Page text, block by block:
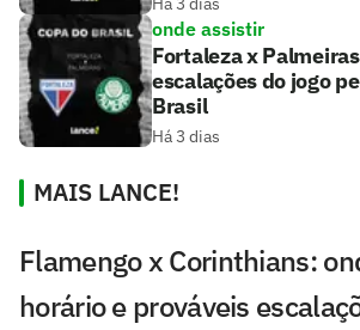
onde assistir
Fortaleza x
escalações do jogo
Brasil
Há 3 dias
MAIS LANCE!
Flamengo x Corinthians:
horário e prováveis